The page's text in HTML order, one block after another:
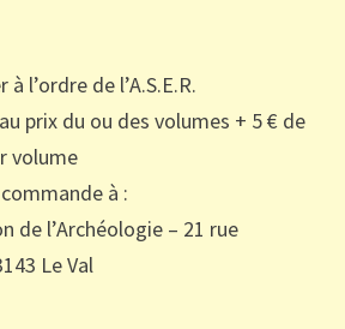
l’ordre de l’A.S.E.R.
prix du ou des volumes + 5 € de
volume
à :
de l’Archéologie – 21 rue
Le Val